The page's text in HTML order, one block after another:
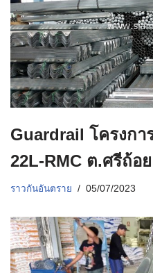
Guardrail โครงก
22L-RMC ต.ศรีถ้อ
ราวกันอันตราย 05/07/2023